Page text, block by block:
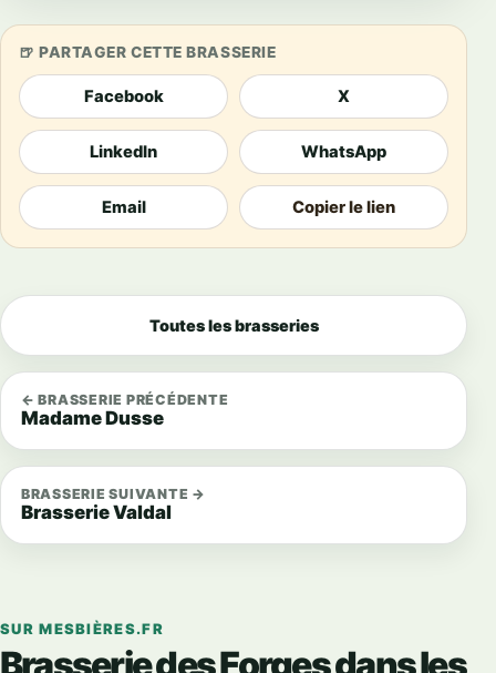
PARTAGER CETTE BRASSERIE
Facebook X
LinkedIn WhatsApp
Email Copier le lien
← BRASSERIE PRÉCÉDENTE
Madame Dusse
Toutes les brasseries
BRASSERIE SUIVANTE →
Brasserie Valdal
SUR MESBIÈRES.FR